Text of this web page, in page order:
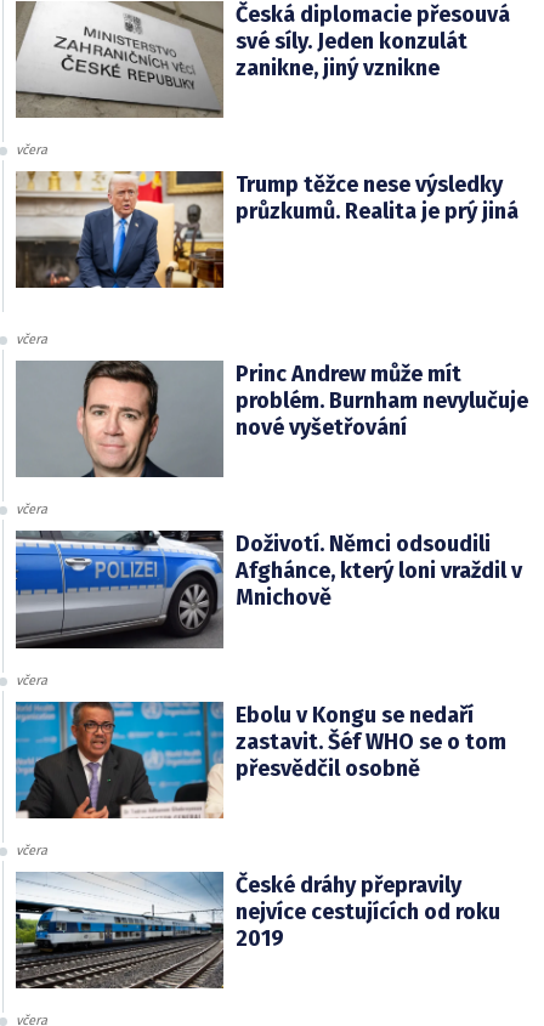
Česká diplomacie přesouvá
své síly. Jeden konzulát
zanikne, jiný vznikne
včera
Trump těžce nese výsledky
průzkumů. Realita je prý jiná
včera
Princ Andrew může mít
problém. Burnham nevylučuje
nové vyšetřování
včera
Doživotí. Němci odsoudili
Afghánce, který loni vraždil v
Mnichově
včera
Ebolu v Kongu se nedaří
zastavit. Šéf WHO se o tom
přesvědčil osobně
včera
České dráhy přepravily
nejvíce cestujících od roku
2019
včera